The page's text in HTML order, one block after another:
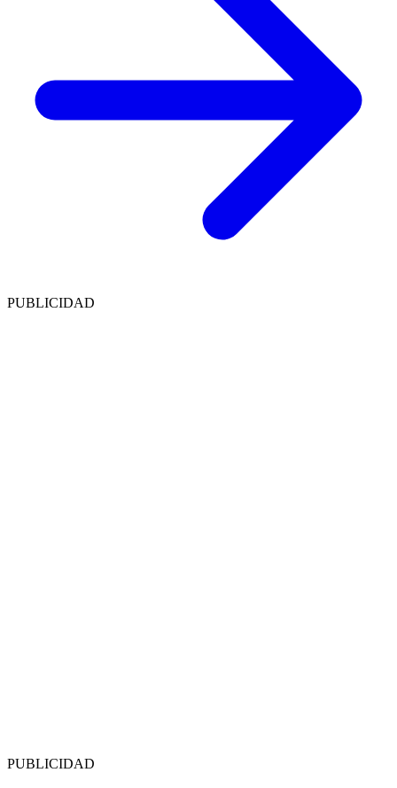
PUBLICIDAD
PUBLICIDAD